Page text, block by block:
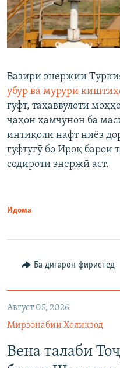
Вазири энержии
убур ва мурури
гуфт, таҳаввулоти
ҷаҳон ҳамчунон ба
интиқоли нафт ниёз
гуфтугӯ бо Ироқ барои
содироти энержӣ аст.
Идома
Ба дигарон фиристед
Август 05, 2026
Мирзонабии Холиқзод
Вена талаби